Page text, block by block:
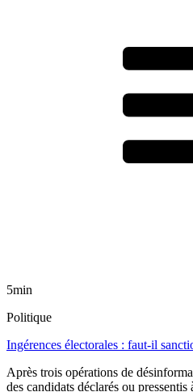
5min
Politique
Ingérences électorales : faut-il
Après trois opérations de
des candidats déclarés ou